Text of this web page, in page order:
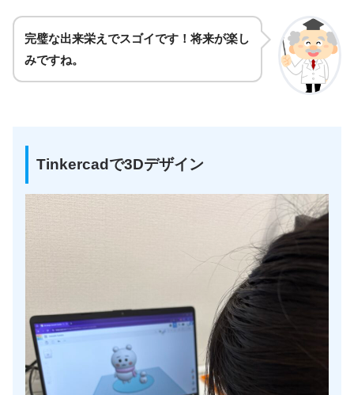
完璧な出来栄えでスゴイです！将来が楽し
みですね。
Tinkercadで3Dデザイン